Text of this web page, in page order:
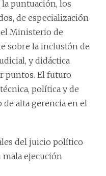
puntuación, los
de especialización
Ministerio de
sobre la inclusión de
y didáctica
puntos. El futuro
política y de
de alta gerencia en el
del juicio político
mala ejecución